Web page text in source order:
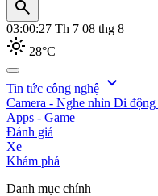
search
03:00:29 Th 7 08 thg 8
light_mode 28°C
search
Tin tức công nghệ expand_more
Camera - Nghe nhìn Di động
Apps - Game
Đánh giá
Xe
Khám phá
Danh mục chính